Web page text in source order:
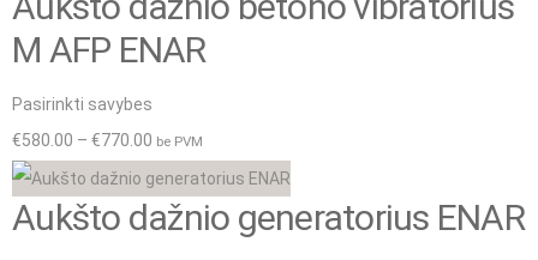
variants.
may
be
chosen
through
M AFP ENAR
Pasirinkti savybes
product
has
multiple
€580.00 – €770.00 Price
range:
€580.00
be PVM
Aukšto dažnio generatorius ENAR